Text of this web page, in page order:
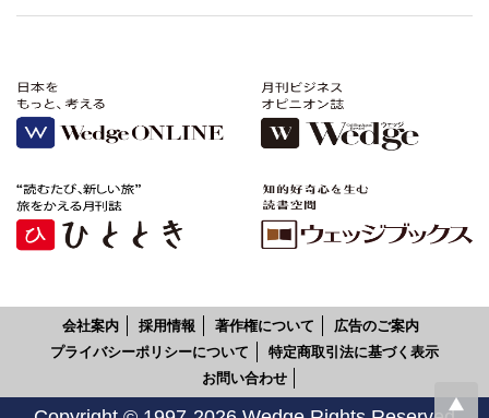
会社案内 採用情報 著作権について
広告のご案内
プライバシーポリシーについて
特定商取引法に基づく表示
お問い合わせ